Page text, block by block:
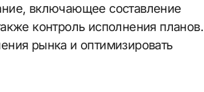
включающее составление
контроль исполнения планов.
рынка и оптимизировать